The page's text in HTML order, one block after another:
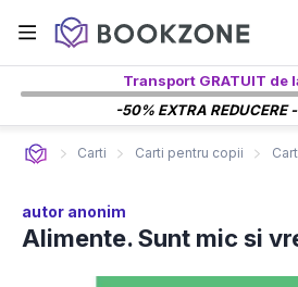
Transport GRATUIT de
-50% EXTRA REDUCERE -
Carti Carti pentru copii
autor anonim
Alimente. Sunt mic si